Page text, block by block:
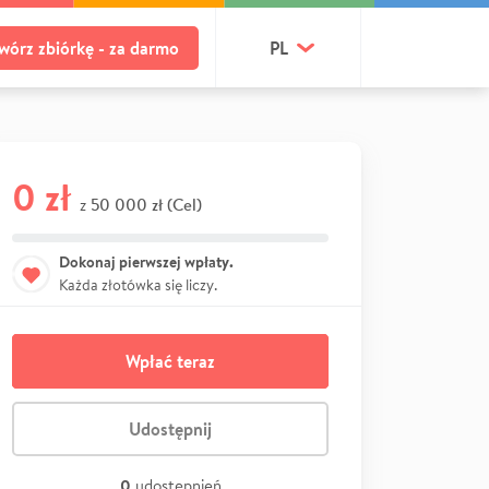
zbiórkę - za darmo PL
0 zł z 50 000 zł (Cel)
Dokonaj pierwszej wpłaty.
Każda złotówka się liczy.
Wpłać teraz
Udostępnij